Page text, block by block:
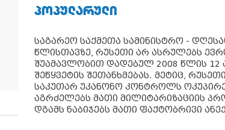
ᲞᲝᲞᲣᲚᲐᲠᲣᲚᲘ
საგარეო საქმეთა სამინისტრო -
წლისთავზე, რუსეთი არ ასრულებს
შუამავლობით დადებულ 2008 წლის 12
შეწყვეტის შეთანხმებას. მეტიც,
საკუთარ უკანონო კონტროლს
აგრძელებს მათი მილიტარიზაციის
დგამს ნაბიჯებს მათი ფაქტობრივი